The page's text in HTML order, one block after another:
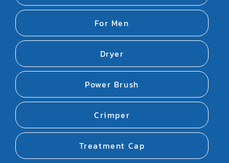
For Men
Dryer
Power Brush
Crimper
Treatment Cap